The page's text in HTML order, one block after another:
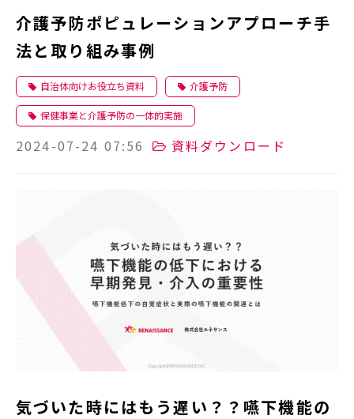
介護予防ポピュレーションアプローチ手
法と取り組み事例
自治体向けお役立ち資料 介護予防
保健事業と介護予防の一体的実施
2024-07-24 07:56 資料ダウンロード
気づいた時にはもう遅い？？嚥下機能の